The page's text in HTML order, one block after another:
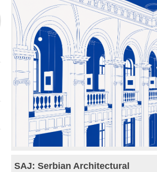
SAJ: Serbian Architectural